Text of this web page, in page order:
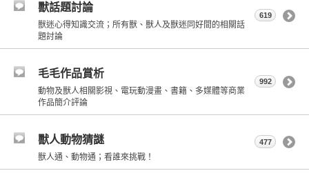
獸話題討論
獸迷心得知識交流；所有獸、獸人及獸迷同好間的相關話
題討論
619
毛毛作品賞析
動物及獸人相關影視、電玩動漫畫、書籍、多媒體等商業
作品簡介評論
992
獸人動物猜謎
獸人通、動物通；看誰來挑戰！
477